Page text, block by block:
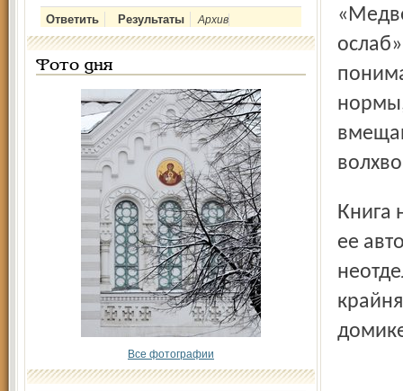
Архив
Фото дня
Все фотографии
Книга ничему не учит, а просто свидетельствует о любви
ее